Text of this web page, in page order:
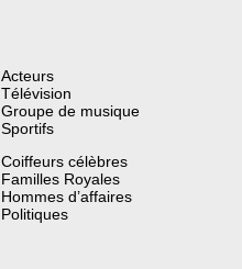
Acteurs
Télévision
Groupe de musique
Sportifs
Coiffeurs célèbres
Familles Royales
Hommes d’affaires
Politiques